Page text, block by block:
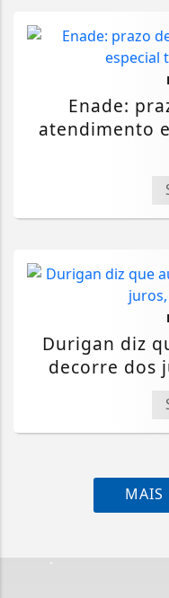
Enade:
atendimento
Durigan diz
decorre dos
MAIS